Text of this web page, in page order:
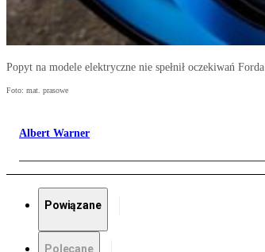
Popyt na modele elektryczne nie spełnił oczekiwań Forda
Foto: mat. prasowe
Albert Warner
Powiązane
Polecane